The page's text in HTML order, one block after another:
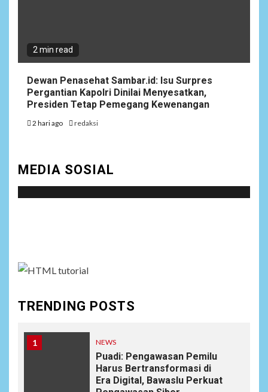
2 min read
Dewan Penasehat Sambar.id: Isu Surpres
Pergantian Kapolri Dinilai Menyesatkan,
Presiden Tetap Pemegang Kewenangan
2 hari ago redaksi
MEDIA SOSIAL
TRENDING POSTS
1 NEWS
Puadi: Pengawasan Pemilu
Harus Bertransformasi di
Era Digital, Bawaslu Perkuat